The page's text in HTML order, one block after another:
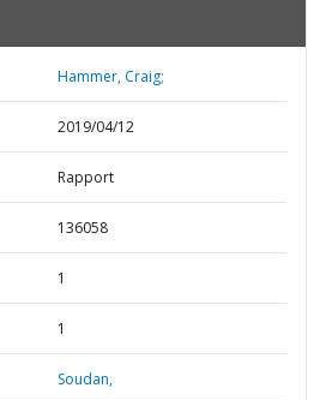
Hammer, Craig;
2019/04/12
Rapport
136058
1
1
Soudan,